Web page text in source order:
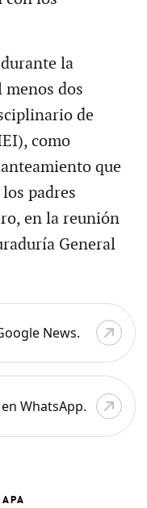
la
dos
de
como
que
padres
en la reunión
General
News.
en WhatsApp.